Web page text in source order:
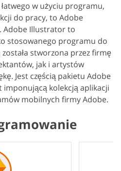
w użyciu programu,
do pracy, to Adobe
Adobe Illustrator to
stosowanego programu do
stworzona przez firmę
jak i artystów
Jest częścią pakietu Adobe
imponującą kolekcją aplikacji
mobilnych firmy Adobe.